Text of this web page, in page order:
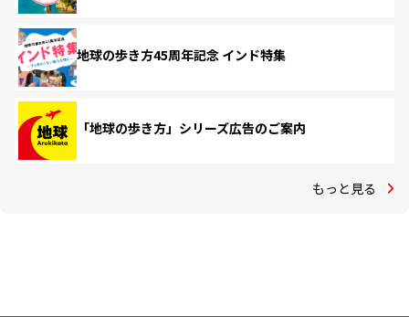
地球の歩き方45周年記念 インド特集
「地球の歩き方」シリーズ広告のご案内
もっと見る